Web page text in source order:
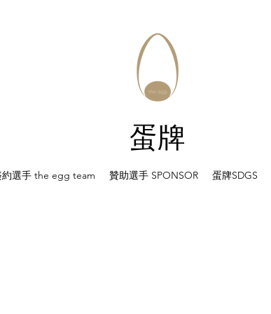
蛋牌
約選手 the egg team 贊助選手 SPONSOR 蛋牌SDGS